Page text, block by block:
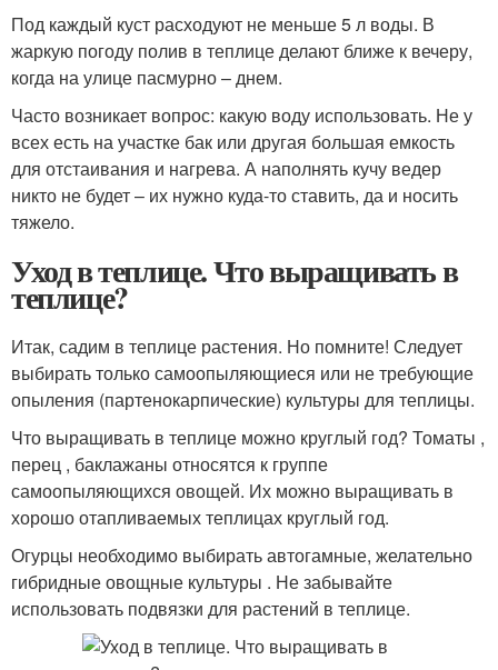
Под каждый куст расходуют не меньше 5 л воды. В
жаркую погоду полив в теплице делают ближе к вечеру,
когда на улице пасмурно – днем.
Часто возникает вопрос: какую воду использовать. Не у
всех есть на участке бак или другая большая емкость
для отстаивания и нагрева. А наполнять кучу ведер
никто не будет – их нужно куда-то ставить, да и носить
тяжело.
Уход в теплице. Что выращивать в
теплице?
Итак, садим в теплице растения. Но помните! Следует
выбирать только самоопыляющиеся или не требующие
опыления (партенокарпические) культуры для теплицы.
Что выращивать в теплице можно круглый год? Томаты ,
перец , баклажаны относятся к группе
самоопыляющихся овощей. Их можно выращивать в
хорошо отапливаемых теплицах круглый год.
Огурцы необходимо выбирать автогамные, желательно
гибридные овощные культуры . Не забывайте
использовать подвязки для растений в теплице.